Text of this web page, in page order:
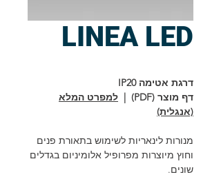
LINEA LED
דרגת אטימה IP20
דף מוצר (PDF) |
למפרט המלא
(אנגלית)
מנורות לינאריות לשימוש בתאורת פנים
וחוץ מיוצרות מפרופיל אלומיניום בגדלים
שונים.